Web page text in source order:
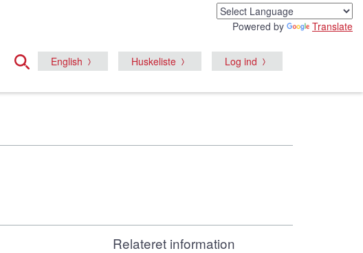
Powered by Translate
English Huskeliste Log ind
Relateret information